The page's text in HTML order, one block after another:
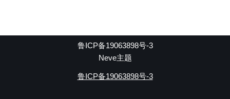
鲁ICP备19063898号-3
Neve主题
鲁ICP备19063898号-3